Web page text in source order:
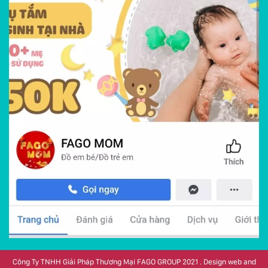
Công Ty TNHH Giải Pháp Thương Mại FAGO GROUP 2021 . Design web and